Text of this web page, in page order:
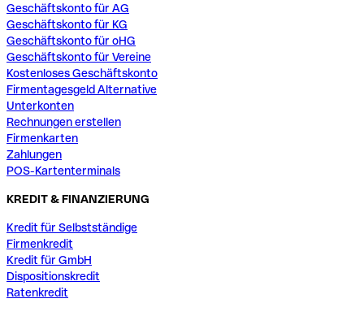
Geschäftskonto für AG
Geschäftskonto für KG
Geschäftskonto für oHG
Geschäftskonto für Vereine
Kostenloses Geschäftskonto
Firmentagesgeld Alternative
Unterkonten
Rechnungen erstellen
Firmenkarten
Zahlungen
POS-Kartenterminals
KREDIT & FINANZIERUNG
Kredit für Selbstständige
Firmenkredit
Kredit für GmbH
Dispositionskredit
Ratenkredit